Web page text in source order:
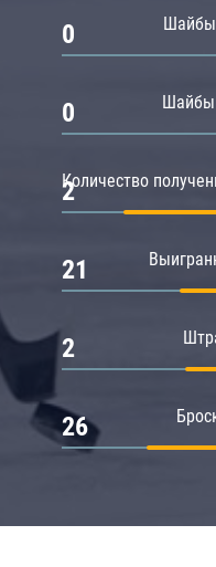
Шайбы
0
Шайбы
0
Количество
2
21
2
26